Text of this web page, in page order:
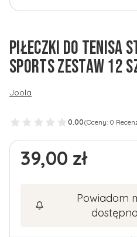
PIŁECZKI DO TENISA
SPORTS ZESTAW 12
Joola
0.00(Oceny: 0
Cena
39,00 zł
Powiadom